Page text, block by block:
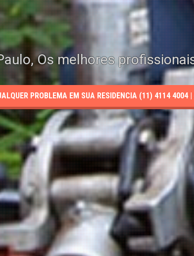
Os melhores
PROBLEMA EM SUA RESIDENCIA (11) 4114